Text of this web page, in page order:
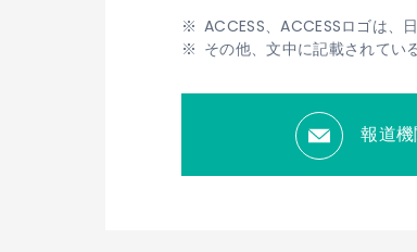
ACCESS、ACCESSロゴは、
その他、文中に記載されてい
報道